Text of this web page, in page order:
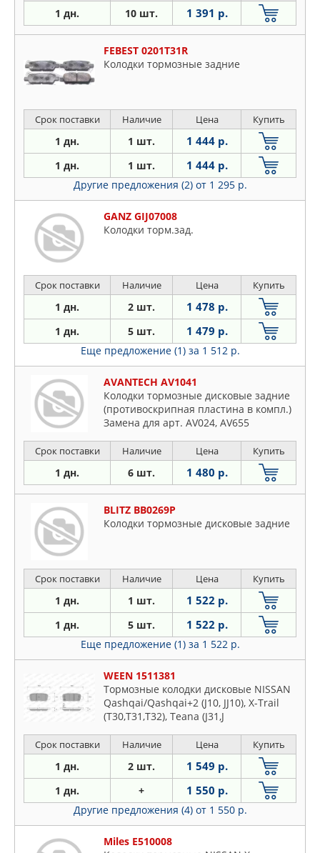
1 дн. 10 шт. 1 391 р.
FEBEST 0201T31R
Колодки тормозные задние
Срок поставки Наличие Цена Купить
1 дн. 1 шт. 1 444 р.
1 дн. 1 шт. 1 444 р.
Другие предложения (2) от 1 295 р.
GANZ GIJ07008
Колодки торм.зад.
Срок поставки Наличие Цена Купить
1 дн. 2 шт. 1 478 р.
1 дн. 5 шт. 1 479 р.
Еще предложение (1) за 1 512 р.
AVANTECH AV1041
Колодки тормозные дисковые задние
(противоскрипная пластина в компл.)
Замена для арт. AV024, AV655
Срок поставки Наличие Цена Купить
1 дн. 6 шт. 1 480 р.
BLITZ BB0269P
Колодки тормозные дисковые задние
Срок поставки Наличие Цена Купить
1 дн. 1 шт. 1 522 р.
1 дн. 5 шт. 1 522 р.
Еще предложение (1) за 1 522 р.
WEEN 1511381
Тормозные колодки дисковые NISSAN
Qashqai/Qashqai+2 (J10, JJ10), X-Trail
(T30,T31,T32), Teana (J31,J
Срок поставки Наличие Цена Купить
1 дн. 2 шт. 1 549 р.
1 дн. + 1 550 р.
Другие предложения (4) от 1 550 р.
Miles E510008